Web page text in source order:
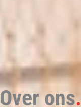
Over ons.